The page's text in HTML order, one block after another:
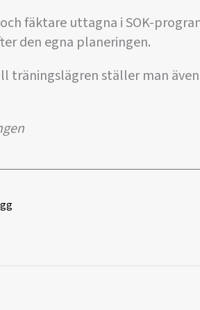
fäktare uttagna i SOK-
den egna planeringen.
träningslägren ställer man